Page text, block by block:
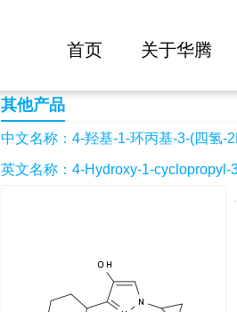
首页 关于华腾
4-羟基-1-环丙基-3-(四氢-2H-吡喃-4-基)- 1H-吡唑
其他产品
中文名称：4-羟基-1-环丙基-3-(四氢-
英文名称：4-Hydroxy-1-